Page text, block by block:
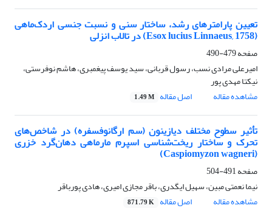
تعیین پارامترهای رشد، ساختار سنی و نسبت جنسی اردک‌ماهی
(Esox lucius Linnaeus, 1758) در تالاب انزلی
صفحه479-490
امیرعلی مرادی نسب، رسول قربانی، سید یوسف پیغمبری، هاشم نوفرستی،
نیکتا مهدی پور
مشاهده مقاله
اصل مقاله 1.49 M
تأثیر سطوح مختلف دیازینون (سم ارگانوفسفره) در شاخص‌های
تحرک و ساختار ریخت‌شناسی اسپرم مارماهی دهان‌گرد خزری
(Caspiomyzon wagneri)
صفحه491-504
نیما نعمتی مبین، سهیل ایگدری، باقر مجازی امیری، هادی پورباقر
مشاهده مقاله
اصل مقاله 871.79 K